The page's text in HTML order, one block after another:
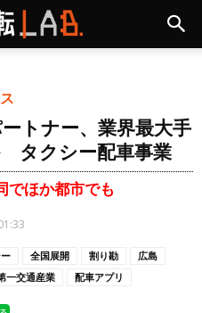
トナー、業界最大手
タクシー配車事業
でほか都市でも
全国展開 割り勘
広島
一交通産業 配車アプリ